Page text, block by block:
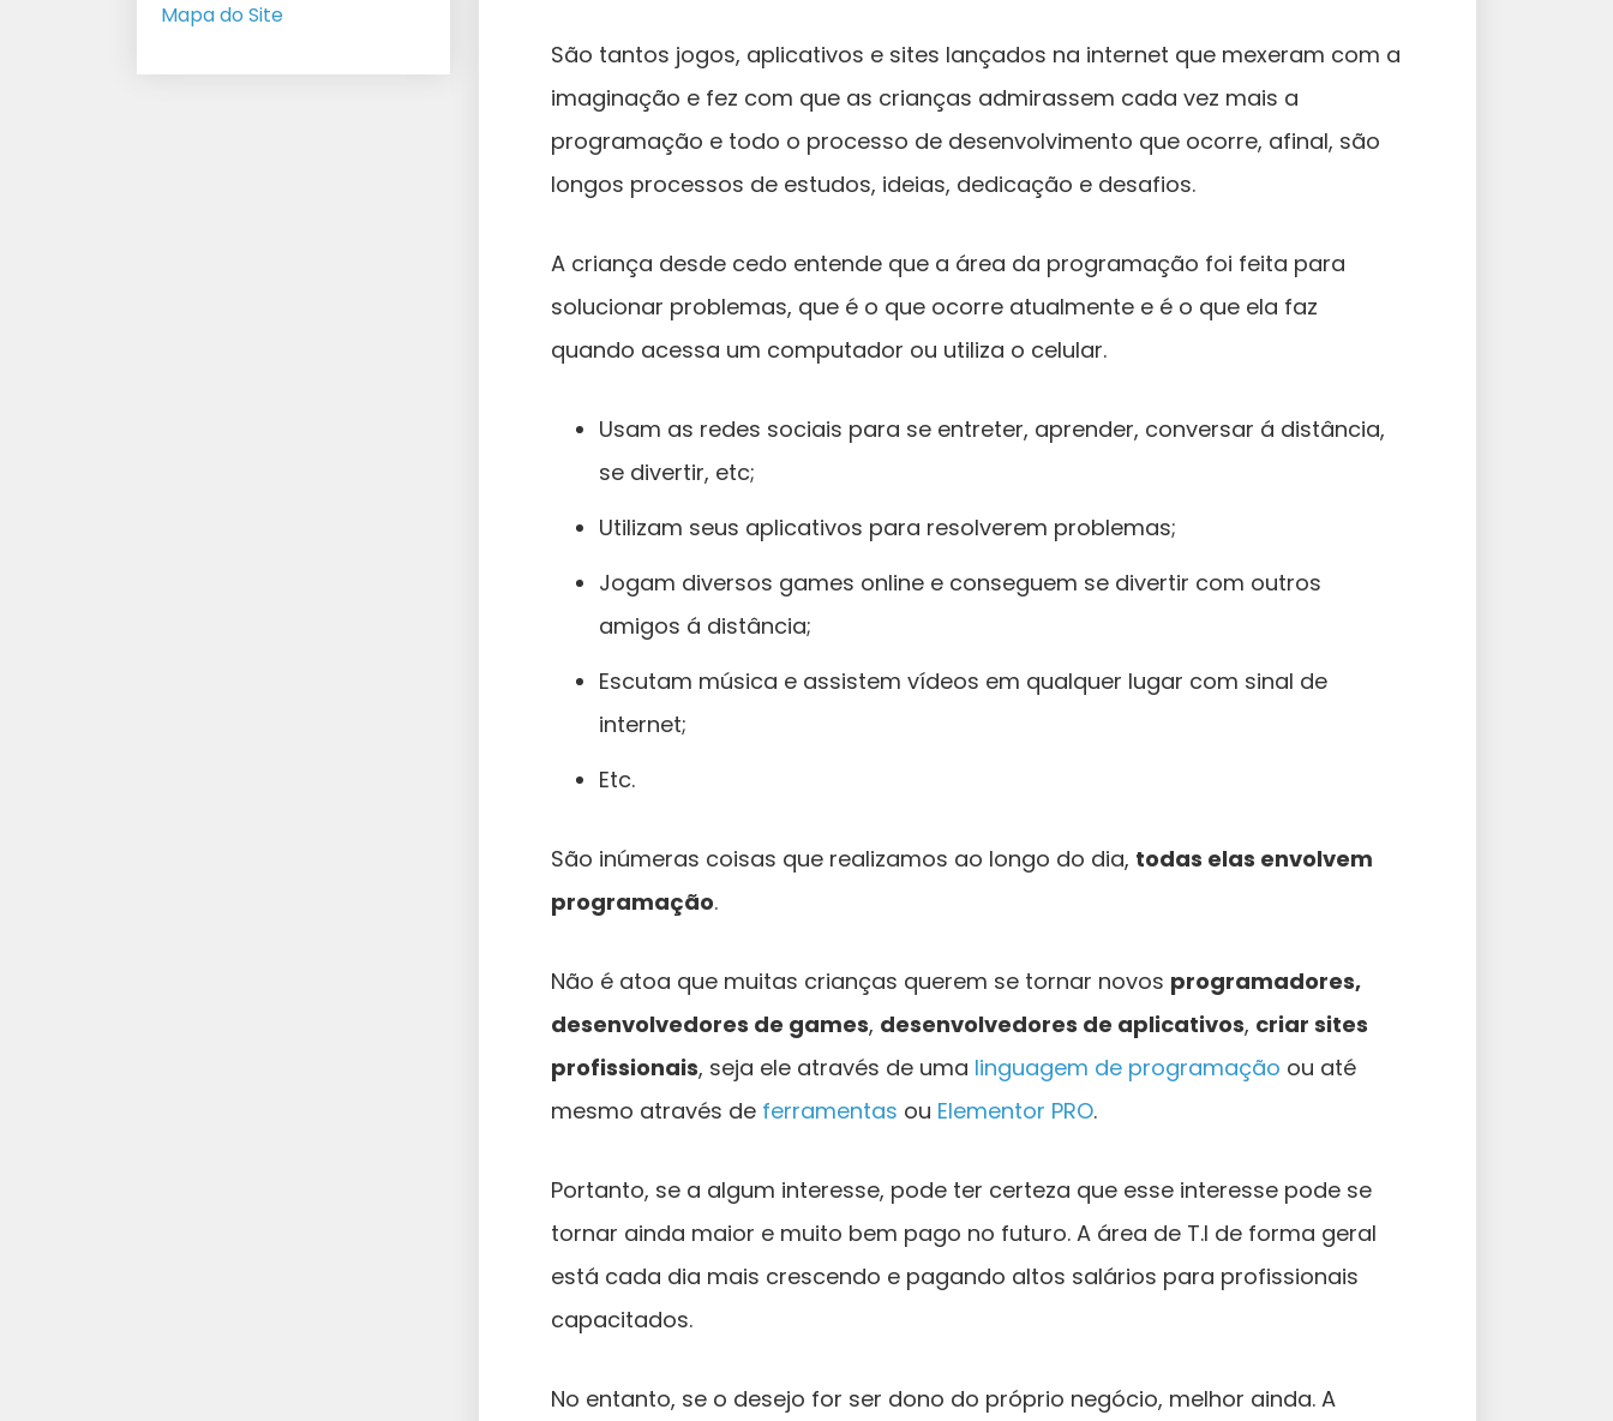
São tantos jogos, aplicativos e sites lançados na internet que mexeram com a
imaginação e fez com que as crianças admirassem cada vez mais a
programação e todo o processo de desenvolvimento que ocorre, afinal, são
longos processos de estudos, ideias, dedicação e desafios.
A criança desde cedo entende que a área da programação foi feita para
solucionar problemas, que é o que ocorre atualmente e é o que ela faz
quando acessa um computador ou utiliza o celular.
Usam as redes sociais para se entreter, aprender, conversar á distância,
se divertir, etc;
Utilizam seus aplicativos para resolverem problemas;
Jogam diversos games online e conseguem se divertir com outros
amigos á distância;
Escutam música e assistem vídeos em qualquer lugar com sinal de
internet;
Etc.
São inúmeras coisas que realizamos ao longo do dia, todas elas envolvem
programação.
Não é atoa que muitas crianças querem se tornar novos programadores,
desenvolvedores de games, desenvolvedores de aplicativos, criar sites
profissionais, seja ele através de uma linguagem de programação ou até
mesmo através de ferramentas ou Elementor PRO.
Portanto, se a algum interesse, pode ter certeza que esse interesse pode se
tornar ainda maior e muito bem pago no futuro. A área de T.I de forma geral
está cada dia mais crescendo e pagando altos salários para profissionais
capacitados.
No entanto, se o desejo for ser dono do próprio negócio, melhor ainda. A
Mapa do Site